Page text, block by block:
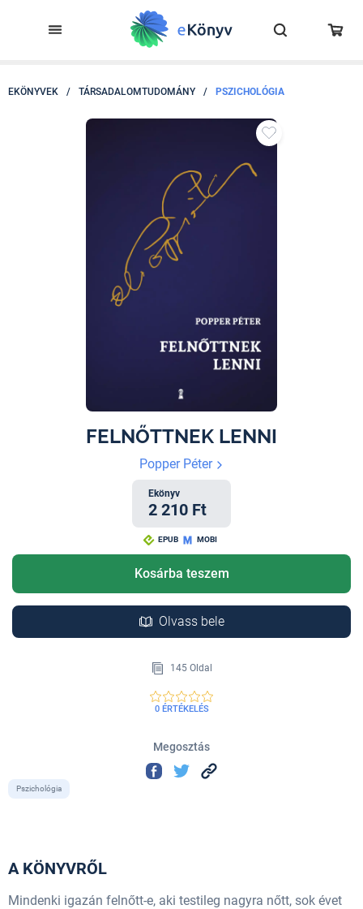
EKÖNYVEK / TÁRSADALOMTUDOMÁNY / PSZICHOLÓGIA
FELNŐTTNEK LENNI
Popper Péter
Ekönyv
2 210 Ft
EPUB MOBI
Kosárba teszem
Olvass bele
145 Oldal
0 ÉRTÉKELÉS
Megosztás
Pszichológia
A KÖNYVRŐL
Mindenki igazán felnőtt-e, aki testileg nagyra nőtt, sok évet